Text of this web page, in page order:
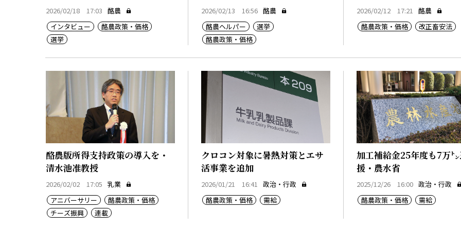
2026/02/18 17:03 酪農
インタビュー
酪農政策・価格
選挙
2026/02/13 16:56 酪農
酪農ヘルパー
選挙
酪農政策・価格
2026/02/12 17:21
酪農
酪農政策・価格
改正畜安法
酪農版所得支持政策の導入を・
清水池准教授
2026/02/02 17:05 乳業
アニバーサリー
酪農政策・価格
チーズ振興
連載
クロコン対象に暑熱対策とエサ
活事業を追加
2026/01/21 16:41
政治・行政
酪農政策・価格
需給
加工補給金25年度も7万
援・農水省
2025/12/26 16:00 政治・行政
酪農政策・価格
需給